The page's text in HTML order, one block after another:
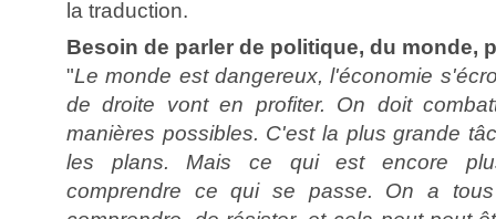
la traduction.
Besoin de parler de politique, du monde,
"Le monde est dangereux, l'économie
de droite vont en profiter. On doit
manières possibles. C'est la plus grande
les plans. Mais ce qui est encore
comprendre ce qui se passe. On a